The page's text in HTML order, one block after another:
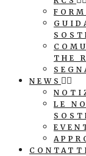
THE
NEWS
LE